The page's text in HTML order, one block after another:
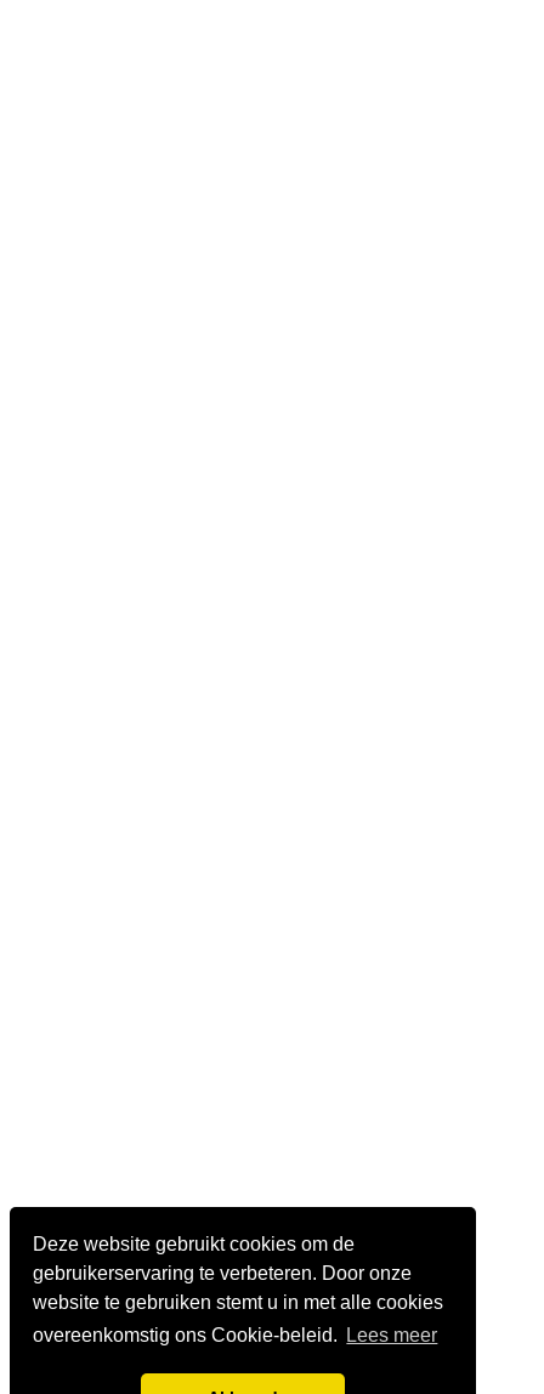
Deze website gebruikt cookies om de
gebruikerservaring te verbeteren. Door onze
website te gebruiken stemt u in met alle cookies
overeenkomstig ons Cookie-beleid.
Lees meer